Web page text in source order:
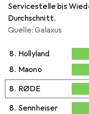
Servicestelle bis
Durchschnitt.
Quelle: Galaxus
8. Hollyland
2
8. Maono
2
8. RØDE
2
8. Sennheiser